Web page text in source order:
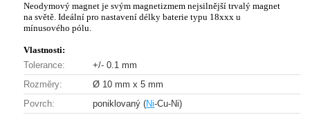
Neodymový magnet je svým magnetizmem nejsilnější trvalý magnet
na světě. Ideální pro nastavení délky baterie typu 18xxx u
mínusového pólu.
Vlastnosti:
Tolerance:
+/- 0.1 mm
Rozměry:
Ø 10 mm x 5 mm
Povrch:
poniklovaný (Ni-Cu-Ni)